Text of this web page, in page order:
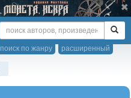
расширенный
поиск по жанру